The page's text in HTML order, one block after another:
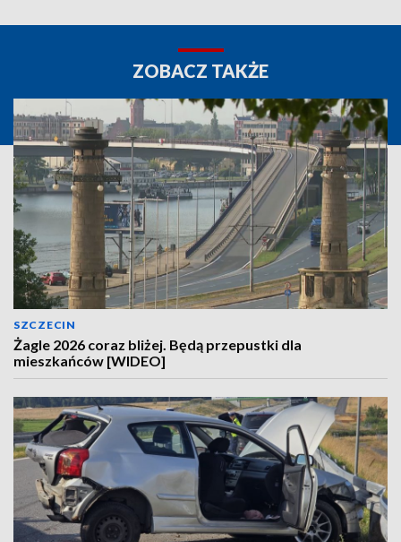
ZOBACZ TAKŻE
SZCZECIN
Żagle 2026 coraz bliżej. Będą przepustki dla
mieszkańców [WIDEO]